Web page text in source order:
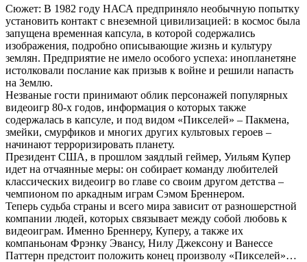
Сюжет: В 1982 году НАСА предприняло необычную попытку
установить контакт с внеземной цивилизацией: в космос была
запущена временная капсула, в которой содержались
изображения, подробно описывающие жизнь и культуру
землян. Предприятие не имело особого успеха: инопланетяне
истолковали послание как призыв к войне и решили напасть
на Землю.
Незваные гости принимают облик персонажей популярных
видеоигр 80-х годов, информация о которых также
содержалась в капсуле, и под видом «Пикселей» – Пакмена,
змейки, смурфиков и многих других культовых героев –
начинают терроризировать планету.
Президент США, в прошлом заядлый геймер, Уильям Купер
идет на отчаянные меры: он собирает команду любителей
классических видеоигр во главе со своим другом детства –
чемпионом по аркадным играм Сэмом Бреннером.
Теперь судьба страны и всего мира зависит от разношерстной
компании людей, которых связывает между собой любовь к
видеоиграм. Именно Бреннеру, Куперу, а также их
компаньонам Фрэнку Эвансу, Нилу Джексону и Ванессе
Паттерн предстоит положить конец произволу «Пикселей»…